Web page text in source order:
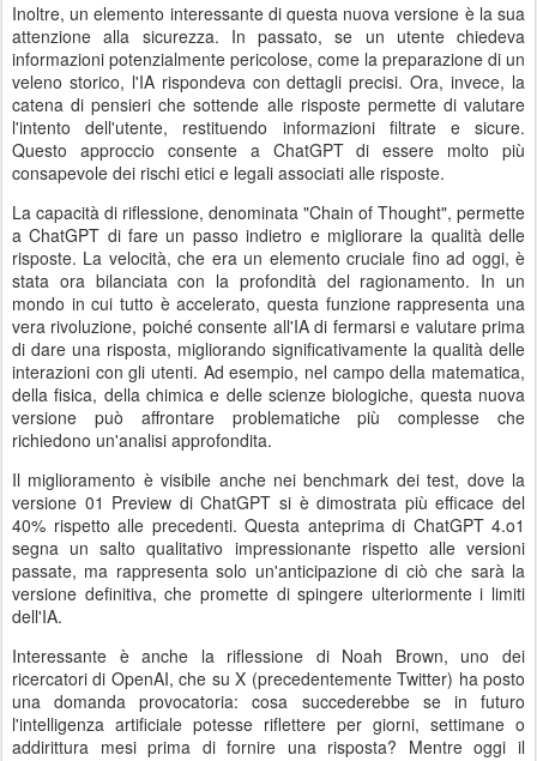
Inoltre, un elemento interessante di questa nuova versione è la sua
attenzione alla sicurezza. In passato, se un utente chiedeva
informazioni potenzialmente pericolose, come la preparazione di un
veleno storico, l'IA rispondeva con dettagli precisi. Ora, invece, la
catena di pensieri che sottende alle risposte permette di valutare
l'intento dell'utente, restituendo informazioni filtrate e sicure.
Questo approccio consente a ChatGPT di essere molto più
consapevole dei rischi etici e legali associati alle risposte.
La capacità di riflessione, denominata "Chain of Thought", permette
a ChatGPT di fare un passo indietro e migliorare la qualità delle
risposte. La velocità, che era un elemento cruciale fino ad oggi, è
stata ora bilanciata con la profondità del ragionamento. In un
mondo in cui tutto è accelerato, questa funzione rappresenta una
vera rivoluzione, poiché consente all'IA di fermarsi e valutare prima
di dare una risposta, migliorando significativamente la qualità delle
interazioni con gli utenti. Ad esempio, nel campo della matematica,
della fisica, della chimica e delle scienze biologiche, questa nuova
versione può affrontare problematiche più complesse che
richiedono un'analisi approfondita.
Il miglioramento è visibile anche nei benchmark dei test, dove la
versione 01 Preview di ChatGPT si è dimostrata più efficace del
40% rispetto alle precedenti. Questa anteprima di ChatGPT 4.o1
segna un salto qualitativo impressionante rispetto alle versioni
passate, ma rappresenta solo un'anticipazione di ciò che sarà la
versione definitiva, che promette di spingere ulteriormente i limiti
dell'IA.
Interessante è anche la riflessione di Noah Brown, uno dei
ricercatori di OpenAI, che su X (precedentemente Twitter) ha posto
una domanda provocatoria: cosa succederebbe se in futuro
l'intelligenza artificiale potesse riflettere per giorni, settimane o
addirittura mesi prima di fornire una risposta? Mentre oggi il